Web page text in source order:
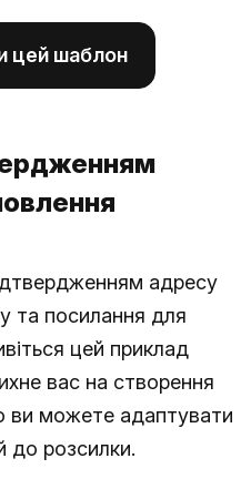
цей шаблон
адресу
та посилання для
цей приклад
вас на створення
ви можете адаптувати
до розсилки.